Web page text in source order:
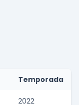
Temporada
2022